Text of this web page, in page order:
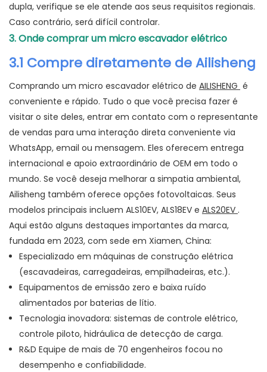
dupla, verifique se ele atende aos seus requisitos regionais.
Caso contrário, será difícil controlar.
3. Onde comprar um micro escavador elétrico
3.1 Compre diretamente de Ailisheng
Comprando um micro escavador elétrico de AILISHENG é
conveniente e rápido. Tudo o que você precisa fazer é
visitar o site deles, entrar em contato com o representante
de vendas para uma interação direta conveniente via
WhatsApp, email ou mensagem. Eles oferecem entrega
internacional e apoio extraordinário de OEM em todo o
mundo. Se você deseja melhorar a simpatia ambiental,
Ailisheng também oferece opções fotovoltaicas. Seus
modelos principais incluem ALS10EV, ALS18EV e ALS20EV .
Aqui estão alguns destaques importantes da marca,
fundada em 2023, com sede em Xiamen, China:
Especializado em máquinas de construção elétrica
(escavadeiras, carregadeiras, empilhadeiras, etc.).
Equipamentos de emissão zero e baixa ruído
alimentados por baterias de lítio.
Tecnologia inovadora: sistemas de controle elétrico,
controle piloto, hidráulica de detecção de carga.
R&D Equipe de mais de 70 engenheiros focou no
desempenho e confiabilidade.